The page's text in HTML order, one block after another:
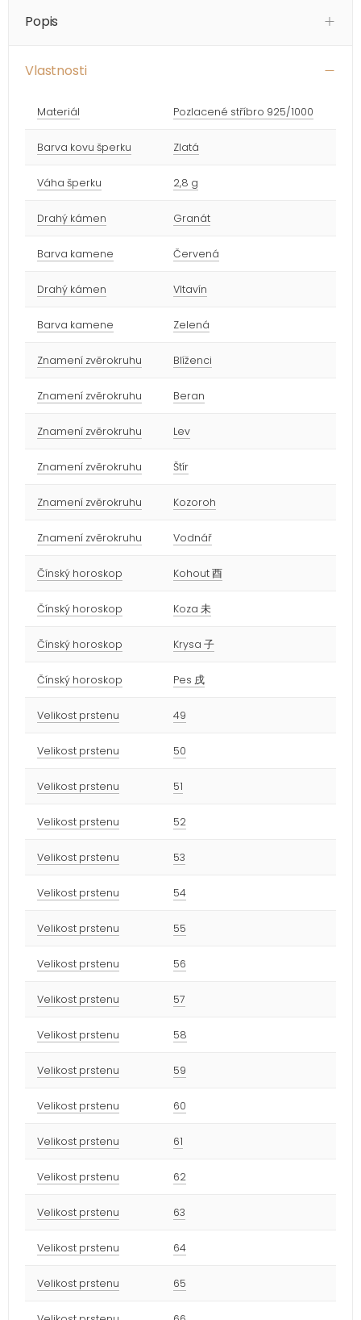
Popis
Vlastnosti
Materiál Pozlacené stříbro 925/1000
Barva kovu šperku Zlatá
Váha šperku 2,8 g
Drahý kámen Granát
Barva kamene Červená
Drahý kámen Vltavín
Barva kamene Zelená
Znamení zvěrokruhu Blíženci
Znamení zvěrokruhu Beran
Znamení zvěrokruhu Lev
Znamení zvěrokruhu Štír
Znamení zvěrokruhu Kozoroh
Znamení zvěrokruhu Vodnář
Čínský horoskop Kohout 酉
Čínský horoskop Koza 未
Čínský horoskop Krysa 子
Čínský horoskop Pes 戌
Velikost prstenu 49
Velikost prstenu 50
Velikost prstenu 51
Velikost prstenu 52
Velikost prstenu 53
Velikost prstenu 54
Velikost prstenu 55
Velikost prstenu 56
Velikost prstenu 57
Velikost prstenu 58
Velikost prstenu 59
Velikost prstenu 60
Velikost prstenu 61
Velikost prstenu 62
Velikost prstenu 63
Velikost prstenu 64
Velikost prstenu 65